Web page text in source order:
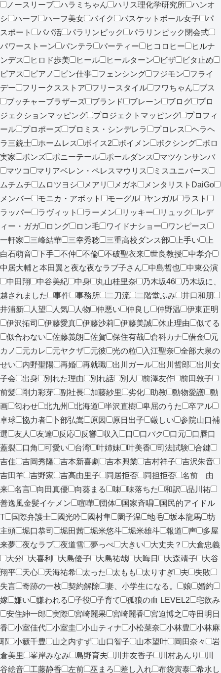
ノースリーブ
ハラミちゃん ハリス理化学研究所
ハンオ
シ
ハーフ ハーフ美女 バイク バスケットボール女子
パ
スポート
パパ活 パラリンピック
パラリンピック閉会式
パワーストーン
パンテラ パーティー ヒコロヒー
ヒルナ
ンデス
ヒロド歩美 ヒール ヒールターン ビザ
ビタ止め
ピアス
ピアノ ピン仕事 フェンシング フジモン
フライ
デー
フリークスストア フリースタイル フワちゃん
ブス
ブッチャーブラザーズ
ブランド ブレーン ブログ
プロ
ジェクションマッピング
プロジェクトマッピング
プロフィ
ール
プロポーズ プロミス・シンデレラ プロレス
ヘラヘ
ラ三銃士
ホームレス ボイス2 ボイメン ボクシング
ボロ
実家
ボンズ ポニーテール ポールダンス
マツケンサンバ
マツコ
マリアベレン・ペレスマウリス
ミスユニバース
ムチムチ
ムロツヨシ メアリ メガネ
メンタリストDaiGo
メンバー
モニカ・アボット モーグル ヤンガル
ラスト
ラッパー
ラヴィット ラーメン リッキー リュック
レデ
ィー・ガガ
ロング ロン毛 ワイドナショー
ワンピース
一軒家
三峰結華 三幸秀稔 三重高校ダンス部 上手い
上
白石萌音
下手 不仲 不倫 不破聖衣来 世良教授
中孝介
中居大輔と本田翼と夜な夜なラブ子さん
中島哲也
中東公演
中田翔
中谷美紀 中身 丸山桂里奈 乃木坂46
乃木坂に、
越されました
事件 事務所 二刀流 二階堂ふみ
井口和朋
井浦新
人望 人気 人物 仲悪い 仲良し 仲野温
伊東正明
伊沢拓司
伊藤愛真 伊藤沙莉 伊藤美誠 休止理由
似てる
似合わない
佐藤義朗 佐賀 保住有哉 倉科カナ 借金
元
カノ
元カレ 元ヤクザ 元彼 光の粒 入江聖奈
全部大泉の
せい
内野聖陽 再婚 再就職 出川ガール 出川哲郎
出川女
子会
出身 別れた理由 別れ話 別人 前澤友作
前田敦子
前髪
剛力彩芽 副社長 加藤紗里 劣化 助教 動物愛護
動
画
匂わせ 北九州 北海道 半沢直樹 卑屈のうた
卒アル
卓球
協力者 卜部弘嵩 原因 原日出子 厳しい
参院山口補
選
友人 友達 反応 反響 収入 口 口パク 口元
口唇口
蓋裂
口角 可愛い 台湾 叶姉妹 叶美香 司法試験
合鍵
吉住
吉岡秀隆 吉本新喜劇 吉本興業 吉村祥子
吉沢朱音
吉田羊
吉野家 吉高由里子 同居拒否 同担拒否
名前 由
来
名言 向田真優 向葵まる 味 味落ちた 和訳
品川祐
善逸風金髪イケメン
喧嘩 団体 国家斉唱
国民的アイドル
T
国際弁護士 國光吟 國村隼 園子温 地毛 坂本龍馬
坊
主頭
堀口恭司 堀田茜 堀米悠斗 堀米雄斗 報道 声
多屋
来夢
夜なラブ 夜道雪 夢っぺ 大きい 大丈夫？
大倉忠義
大分
大喜利 大島優子 大島祐哉 大晦日 大森靖子
大谷
翔平
天心 天海祐希 太った 太もも 太りすぎ 夫
失敗
失言
奇跡の一枚 契約解除 妻、小学生になる。 娘
婚約
嫁
嫌い 嫌われる 子役 子育て 孤狼の血 LEVEL2
宅飲み
安住紳一郎
実際 宮崎麗果 宮崎麗香 宮迫博之
寺田明日
香
小室佳代 小室圭 小山ティナ 小松菜奈 小林豊
小林麻
耶
小籔千豊 山之内すず 山口智子 山本望叶 岡田奈々
岩
倉美里
峯岸みなみ 島野育夫 川井友香子 川村あんり
川
谷絵音
工藤静香 左前 巫まろ 差し入れ 布袋寅泰 希水し